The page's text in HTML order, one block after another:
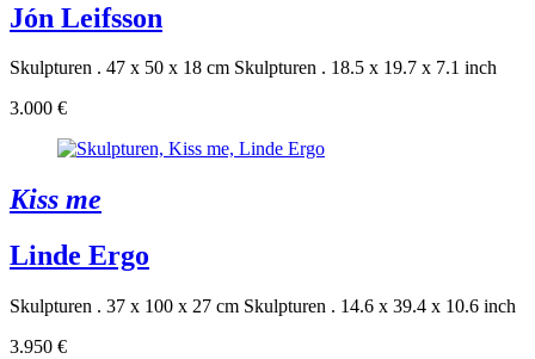
Jón Leifsson
Skulpturen . 47 x 50 x 18 cm Skulpturen . 18.5 x 19.7 x 7.1 inch
3.000 €
Kiss me
Linde Ergo
Skulpturen . 37 x 100 x 27 cm Skulpturen . 14.6 x 39.4 x 10.6 inch
3.950 €